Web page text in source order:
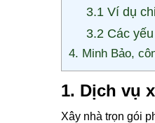
3.1 Ví dụ
3.2 Các
4. Minh Bảo,
1. Dịch vụ
Xây nhà trọn gói